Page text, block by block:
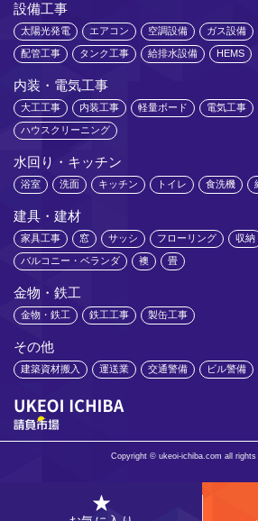
設備工事
太陽光発電 エアコン 空調設備 ガス設備
配管工事 タンク工事 給排水設備 HEMS
内装・電気工事
大工工事 内装工事 軽量ボード 電気工事
ハウスクリーニング
水回り・キッチン
浴室 洗面 キッチン トイレ 食洗機
建具・建材
家具工事 窓 サッシ フローリング 収納
バルコニー・ベランダ 襖 畳
金物・鉄工
金物・鉄工 鉄工工事 製缶工事
その他
建築資材搬入 運送業 交通警備 ビル警備
Copyright © ukeoi-ichiba.com all rights